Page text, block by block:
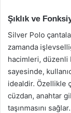
Şıklık ve
Silver Polo
zamanda
hacimleri, düzenli
sayesinde,
idealdir. Özellikle
cüzdan, anahtar
taşınmasını sağlar.